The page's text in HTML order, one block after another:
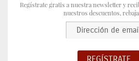
Regístrate gratis a nuestra newsletter y
nuestros descuentos,